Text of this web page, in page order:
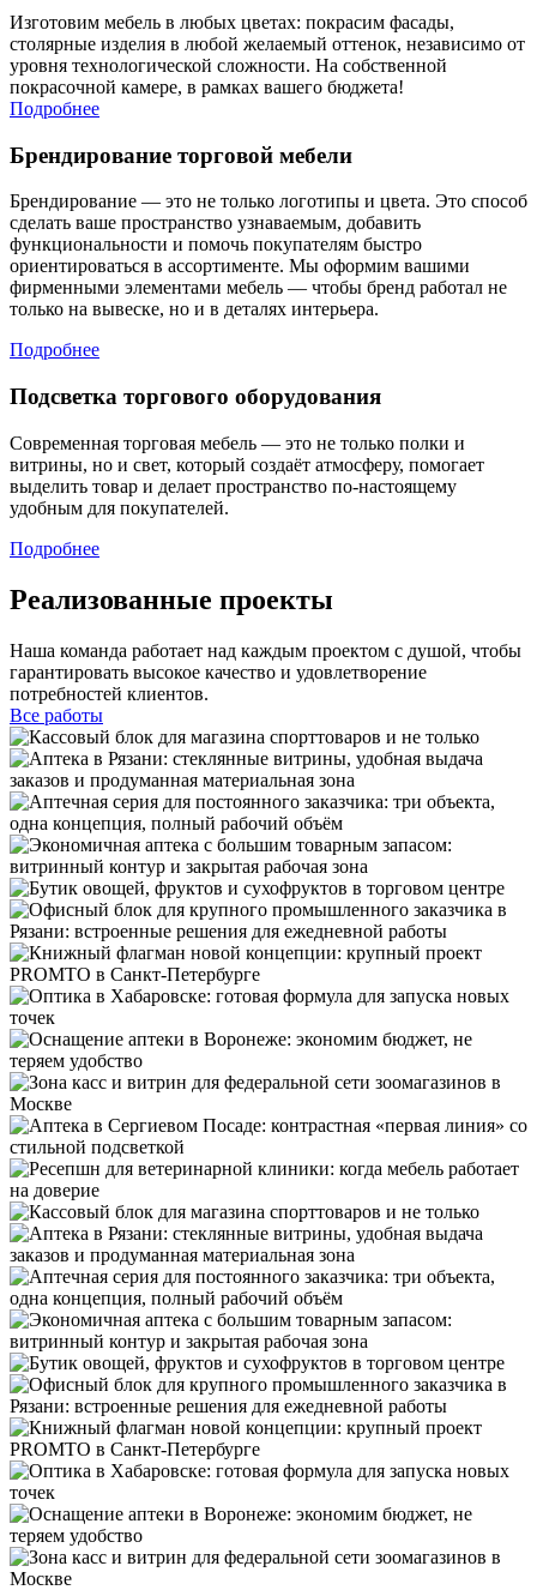
Изготовим мебель в любых цветах: покрасим фасады,
столярные изделия в любой желаемый оттенок, независимо от
уровня технологической сложности. На собственной
покрасочной камере, в рамках вашего бюджета!
Подробнее
Брендирование торговой мебели
Брендирование — это не только логотипы и цвета. Это способ
сделать ваше пространство узнаваемым, добавить
функциональности и помочь покупателям быстро
ориентироваться в ассортименте. Мы оформим вашими
фирменными элементами мебель — чтобы бренд работал не
только на вывеске, но и в деталях интерьера.
Подробнее
Подсветка торгового оборудования
Современная торговая мебель — это не только полки и
витрины, но и свет, который создаёт атмосферу, помогает
выделить товар и делает пространство по-настоящему
удобным для покупателей.
Подробнее
Реализованные проекты
Наша команда работает над каждым проектом с душой, чтобы
гарантировать высокое качество и удовлетворение
потребностей клиентов.
Все работы